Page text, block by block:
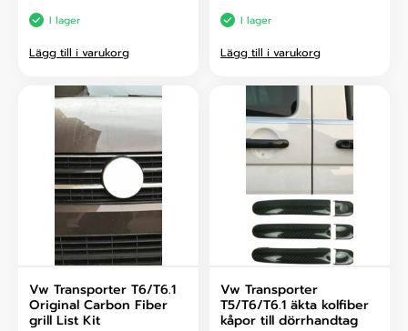
I lager
Lägg till i varukorg
I lager
Lägg till i varukorg
Vw Transporter T6/T6.1
Original Carbon Fiber
grill List Kit
Vw Transporter
T5/T6/T6.1 äkta kolfiber
kåpor till dörrhandtag